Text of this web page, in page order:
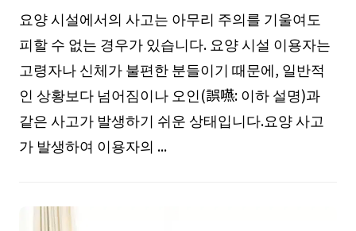
요양 시설에서의 사고는 아무리 주의를 기울여도
피할 수 없는 경우가 있습니다. 요양 시설 이용자는
고령자나 신체가 불편한 분들이기 때문에, 일반적
인 상황보다 넘어짐이나 오인(誤嚥: 이하 설명)과
같은 사고가 발생하기 쉬운 상태입니다.요양 사고
가 발생하여 이용자의 ...